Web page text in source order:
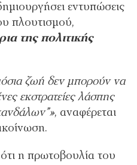
εντυπώσεις
πλουτισμού,
της πολιτικής
ζωή δεν μπορούν να
εκστρατείες λάσπης
, αναφέρεται
η πρωτοβουλία του